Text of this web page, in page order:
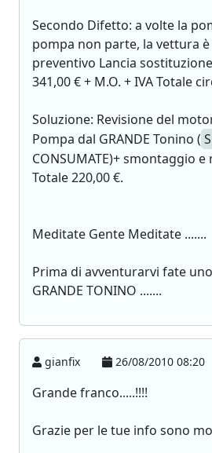
Secondo Difetto: a volte la
pompa non parte, la vettura
preventivo Lancia
341,00 € + M.O. + IVA Totale
Soluzione: Revisione del
Pompa dal GRANDE Tonino (
CONSUMATE)+ smontaggio
Totale 220,00 €.
Meditate Gente Meditate .......
Prima di avventurarvi fate
GRANDE TONINO .......
gianfix 26/08/2010 08:20
Grande franco.....!!!!
Grazie per le tue info sono